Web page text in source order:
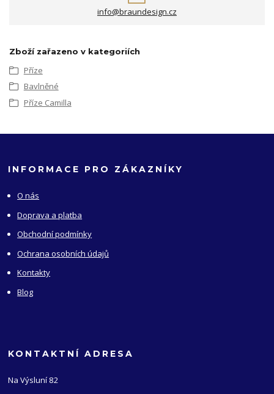
info@braundesign.cz
Zboží zařazeno v kategoriích
Příze
Bavlněné
Příze Camilla
INFORMACE PRO ZÁKAZNÍKY
O nás
Doprava a platba
Obchodní podmínky
Ochrana osobních údajů
Kontakty
Blog
KONTAKTNÍ ADRESA
Na Výsluní 82